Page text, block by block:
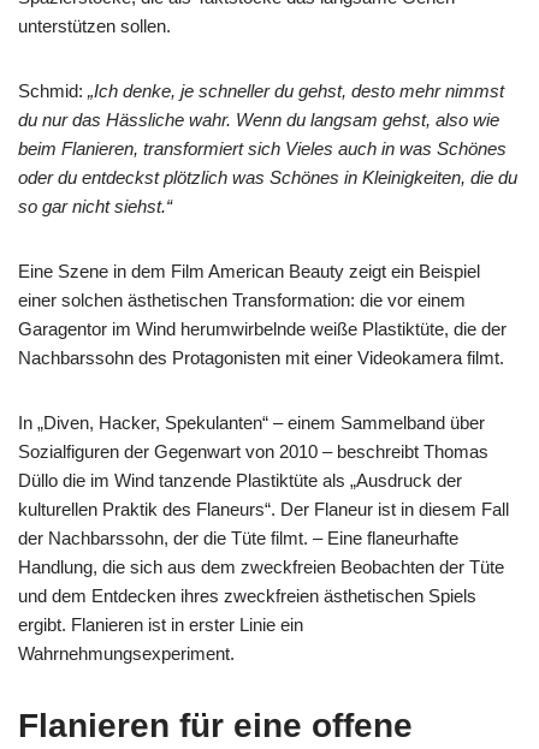
unterstützen sollen.
Schmid: „Ich denke, je schneller du gehst, desto mehr nimmst
du nur das Hässliche wahr. Wenn du langsam gehst, also wie
beim Flanieren, transformiert sich Vieles auch in was Schönes
oder du entdeckst plötzlich was Schönes in Kleinigkeiten, die du
so gar nicht siehst.“
Eine Szene in dem Film American Beauty zeigt ein Beispiel
einer solchen ästhetischen Transformation: die vor einem
Garagentor im Wind herumwirbelnde weiße Plastiktüte, die der
Nachbarssohn des Protagonisten mit einer Videokamera filmt.
In „Diven, Hacker, Spekulanten“ – einem Sammelband über
Sozialfiguren der Gegenwart von 2010 – beschreibt Thomas
Düllo die im Wind tanzende Plastiktüte als „Ausdruck der
kulturellen Praktik des Flaneurs“. Der Flaneur ist in diesem Fall
der Nachbarssohn, der die Tüte filmt. – Eine flaneurhafte
Handlung, die sich aus dem zweckfreien Beobachten der Tüte
und dem Entdecken ihres zweckfreien ästhetischen Spiels
ergibt. Flanieren ist in erster Linie ein
Wahrnehmungsexperiment.
Flanieren für eine offene